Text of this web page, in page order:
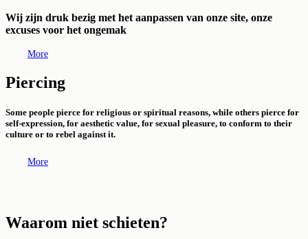
Wij zijn druk bezig met het aanpassen van onze site, onze
excuses voor het ongemak
More
Piercing
Some people pierce for religious or spiritual reasons, while others pierce for
self-expression, for aesthetic value, for sexual pleasure, to conform to their
culture or to rebel against it.
More
Waarom niet schieten?